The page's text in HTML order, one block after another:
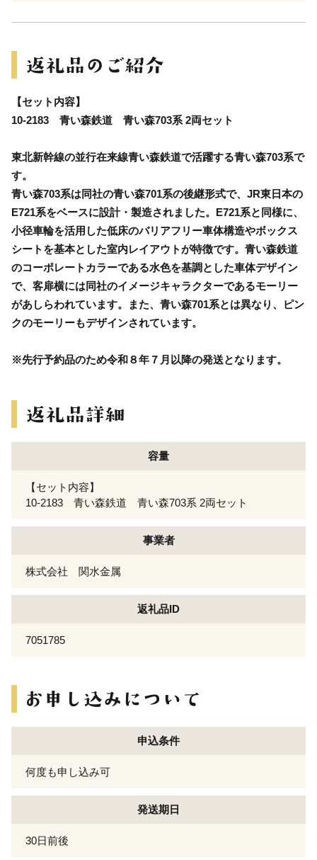
【セット内容】
10-2183 青い森鉄道 青い森703系 2両セット
東北新幹線の並行在来線青い森鉄道で活躍する青い森703系で
す。
青い森703系は同社の青い森701系の後継形式で、JR東日本の
E721系をベースに設計・製造されました。E721系と同様に、
小径車輪を活用した低床のバリアフリー車体構造やボックス
シートを基本とした室内レイアウトが特徴です。青い森鉄道
のコーポレートカラーである水色を基調とした車体デザイン
で、客扉横には同社のイメージキャラクターであるモーリー
があしらわれています。また、青い森701系とは異なり、ピン
クのモーリーもデザインされています。
※先行予約品のため令和８年７月以降の発送となります。
容量
【セット内容】
10-2183 青い森鉄道 青い森703系 2両セット
事業者
株式会社 関水金属
返礼品ID
7051785
申込条件
何度も申し込み可
発送期日
30日前後